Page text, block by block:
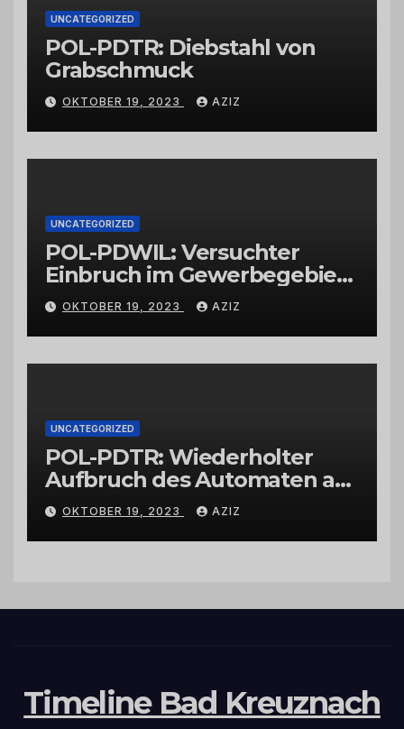
UNCATEGORIZED
POL-PDTR: Diebstahl von
Grabschmuck
OKTOBER 19, 2023 AZIZ
UNCATEGORIZED
POL-PDWIL: Versuchter
Einbruch im Gewerbegebiet
Wittlich
OKTOBER 19, 2023 AZIZ
UNCATEGORIZED
POL-PDTR: Wiederholter
Aufbruch des Automaten am
Wohnmobilstellplatz in
Hermeskeil am Labachweg
OKTOBER 19, 2023 AZIZ
Timeline Bad Kreuznach